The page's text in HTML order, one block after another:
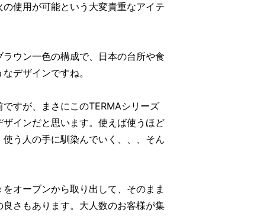
使用が可能という大変貴重なアイテ
ウン一色の構成で、日本の台所や食
デザインですね。
すが、まさにこのTERMAシリーズ
インだと思います。使えば使うほど
う人の手に馴染んでいく、、、そん
オーブンから取り出して、そのまま
さもあります。大人数のお客様が集